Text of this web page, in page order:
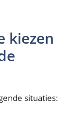
kiezen
situaties: